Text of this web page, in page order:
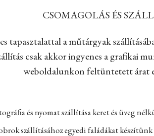
CSOMAGOLÁS ÉS
tapasztalattal a műtárgyak
csak akkor ingyenes a grafikai
weboldalunkon feltüntetett árat
és nyomat szállítása keret és üveg
szállításához egyedi faládákat